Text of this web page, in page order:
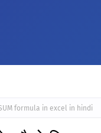
SUM formula in excel in hindi